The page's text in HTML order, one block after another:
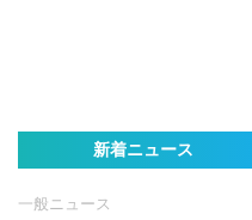
新着ニュース
一般ニュース